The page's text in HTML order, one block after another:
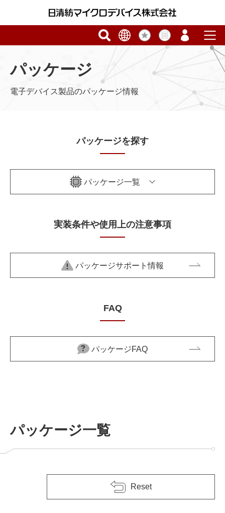
パッケージ
電子デバイス製品のパッケージ情報
パッケージを探す
パッケージ一覧
実装条件や使用上の注意事項
パッケージサポート情報
FAQ
パッケージFAQ
パッケージ一覧
Reset